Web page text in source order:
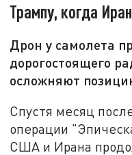
Трампу, когда
Дрон у самолета
дорогостоящего
осложняют
Спустя месяц
операции
США и Ирана